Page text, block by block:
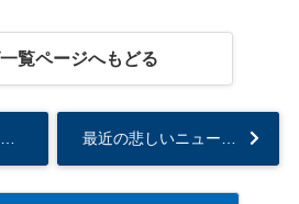
覧ページへもどる
不動産取得税について( ﾟДﾟ)...